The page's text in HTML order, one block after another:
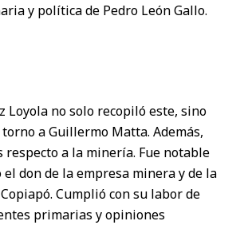
y política de Pedro León Gallo.
Loyola no solo recopiló este, sino
a Guillermo Matta. Además,
a la minería. Fue notable
don de la empresa minera y de la
Cumplió con su labor de
primarias y opiniones